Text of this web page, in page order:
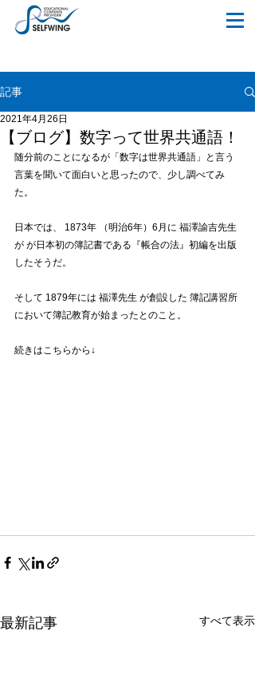
記事
【ブログ】数字って世界共通語！
2021年4月26日
随分前のことになるが「数字は世界共通語」と言う
言葉を聞いて面白いと思ったので、少し調べてみ
た。
日本では、 1873年 （明治6年）6月に 福澤諭吉先生
が が日本初の簿記書である『帳合の法』初編を出版
したそうだ。
そして 1879年には 福澤先生 が創設した 簿記講習所
において簿記教育が始まったとのこと。
続きはこちらから↓
最新記事 すべて表示